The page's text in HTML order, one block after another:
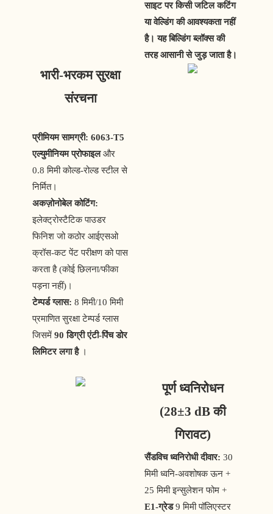
साइट पर किसी जटिल कटिंग
या वेल्डिंग की आवश्यकता नहीं
है। यह बिल्डिंग ब्लॉक्स की
तरह आसानी से जुड़ जाता है।
भारी-भरकम सुरक्षा
संरचना
प्रीमियम सामग्री: 6063-T5
एल्युमीनियम प्रोफाइलऔर
0.8 मिमी कोल्ड-रोल्ड स्टील से
निर्मित।
अकज़ोनोबेल कोटिंग:
इलेक्ट्रोस्टैटिक पाउडर
फिनिश जो कठोर आईएसओ
क्रॉस-कट पेंट परीक्षण को पास
करता है (कोई छिलना/फीका
पड़ना नहीं)।
टेम्पर्ड ग्लास: 8 मिमी/10 मिमी
प्रमाणित सुरक्षा टेम्पर्ड ग्लास
जिसमें90 डिग्री एंटी-पिंच डोर
लिमिटर लगा है।
पूर्ण ध्वनिरोधन
(28±3 dB की
गिरावट)
सैंडविच ध्वनिरोधी दीवार: 30
मिमी ध्वनि-अवशोषक ऊन +
25 मिमी इन्सुलेशन फोम +
E1-ग्रेड9 मिमी पॉलिएस्टर